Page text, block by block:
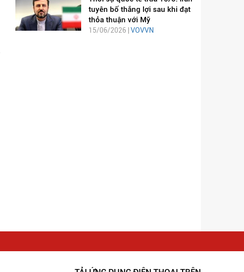
tuyên bố thắng lợi sau khi đạt
thỏa thuận với Mỹ
15/06/2026 |VOVVN